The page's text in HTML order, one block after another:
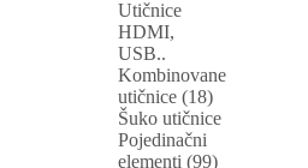
Utičnice
HDMI,
USB..
Kombinovane
utičnice (18)
Šuko utičnice
Pojedinačni
elementi (99)